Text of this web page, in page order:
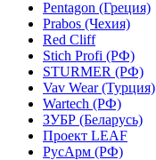
Pentagon (Греция)
Prabos (Чехия)
Red Cliff
Stich Profi (РФ)
STURMER (РФ)
Vav Wear (Турция)
Wartech (РФ)
ЗУБР (Беларусь)
Проект LEAF
РусАрм (РФ)